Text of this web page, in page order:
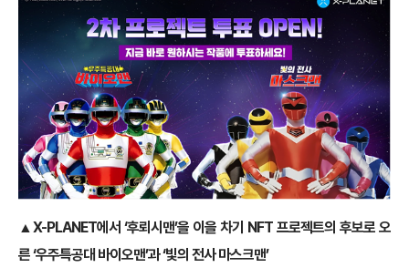
▲X-PLANET에서 ‘후뢰시맨’을 이을 차기 NFT 프로젝트의 후보로 오
른 ‘우주특공대 바이오맨’과 ‘빛의 전사 마스크맨’